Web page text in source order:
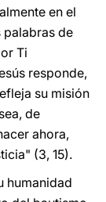
en el
palabras de
Ti
responde,
su misión
de
ahora,
(3, 15).
humanidad